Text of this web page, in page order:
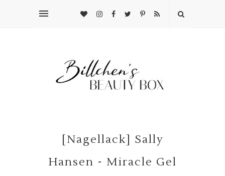
[Nagellack] Sally
Hansen - Miracle Gel